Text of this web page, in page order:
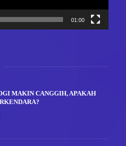
01:00
MAKIN CANGGIH, APAKAH